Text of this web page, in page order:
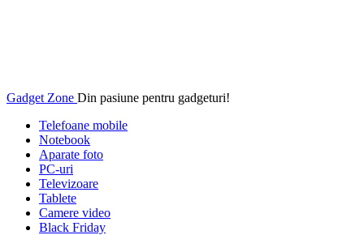
Gadget Zone Din pasiune pentru gadgeturi!
Telefoane mobile
Notebook
Aparate foto
PC-uri
Televizoare
Tablete
Camere video
Black Friday